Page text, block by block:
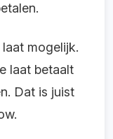
mogelijk.
laat betaalt
Dat is juist